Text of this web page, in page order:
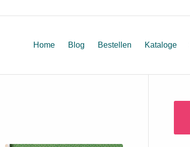
Home Blog Bestellen Kataloge